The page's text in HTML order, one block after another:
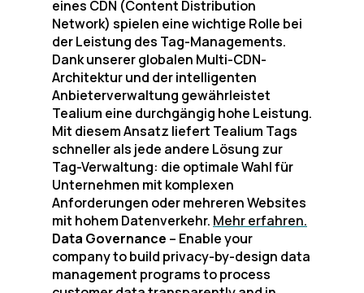
eines CDN (Content Distribution
Network) spielen eine wichtige Rolle bei
der Leistung des Tag-Managements.
Dank unserer globalen Multi-CDN-
Architektur und der intelligenten
Anbieterverwaltung gewährleistet
Tealium eine durchgängig hohe Leistung.
Mit diesem Ansatz liefert Tealium Tags
schneller als jede andere Lösung zur
Tag-Verwaltung: die optimale Wahl für
Unternehmen mit komplexen
Anforderungen oder mehreren Websites
mit hohem Datenverkehr. Mehr erfahren.
Data Governance – Enable your
company to build privacy-by-design data
management programs to process